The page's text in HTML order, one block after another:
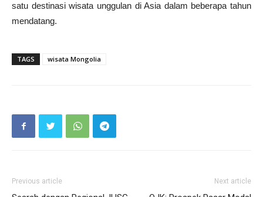
satu destinasi wisata unggulan di Asia dalam beberapa tahun
mendatang.
TAGS wisata Mongolia
Previous article Next article